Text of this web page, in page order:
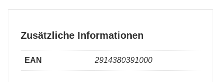
Zusätzliche Informationen
EAN 2914380391000